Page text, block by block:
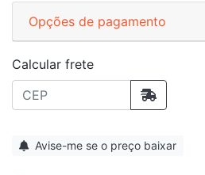
Opções de pagamento
Calcular frete
Avise-me se o preço baixar